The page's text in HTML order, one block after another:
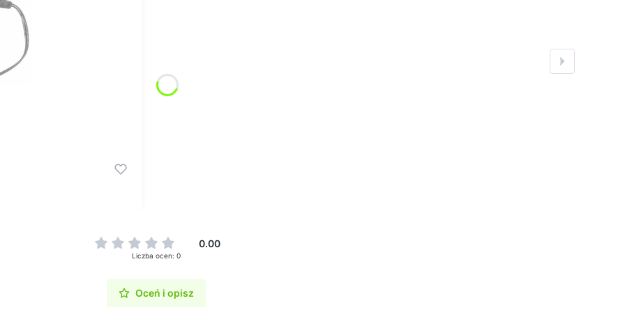
0.00
Liczba ocen: 0
Oceń i opisz